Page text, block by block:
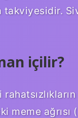
içilir?
meme